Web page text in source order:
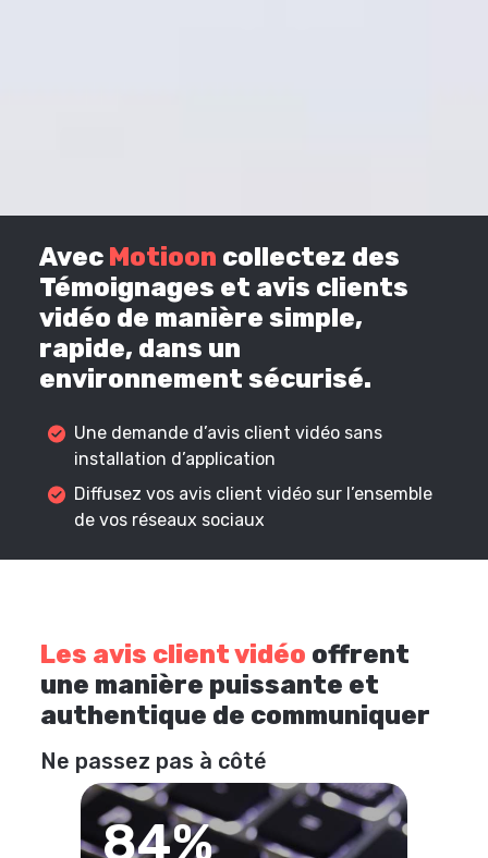
Avec Motioon collectez des
Témoignages et avis clients
vidéo de manière simple,
rapide, dans un
environnement sécurisé.
Une demande d’avis client vidéo sans
installation d’application
Diffusez vos avis client vidéo sur l’ensemble
de vos réseaux sociaux
Les avis client vidéo offrent
une manière puissante et
authentique de communiquer
Ne passez pas à côté
84%